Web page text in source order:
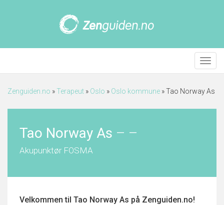
Meny
Zenguiden.no »Terapeut » Oslo » Oslo kommune »Tao Norway As
Tao Norway As – –
Akupunktør FOSMA
Velkommen til Tao Norway As på Zenguiden.no!